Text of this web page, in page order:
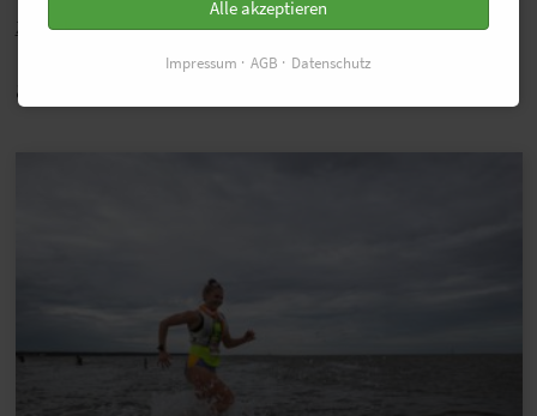
Zurück
auch Interessant
Alle akzeptieren
Impressum AGB Datenschutz